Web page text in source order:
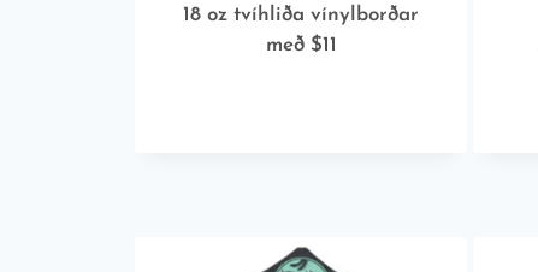
18 oz tvíhliða vínylborðar
með $11